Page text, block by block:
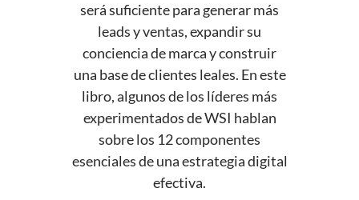
será suficiente para generar más
leads y ventas, expandir su
conciencia de marca y construir
una base de clientes leales. En este
libro, algunos de los líderes más
experimentados de WSI hablan
sobre los 12 componentes
esenciales de una estrategia digital
efectiva.